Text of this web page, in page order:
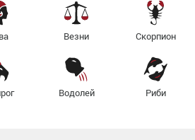
Везни Скорпион
Водолей Риби